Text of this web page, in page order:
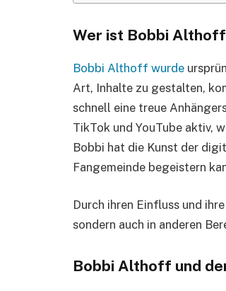
Wer ist Bobbi
Bobbi Althoff wurde
Art, Inhalte zu gestalten,
schnell eine treue
TikTok und YouTube aktiv,
Bobbi hat die Kunst der
Fangemeinde begeistern
Durch ihren Einfluss und
sondern auch in anderen
Bobbi Althoff und